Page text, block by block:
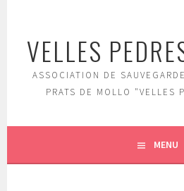
contenu
principal
VELLES
ASSOCIATION DE
PRATS DE MOLLO "VELLES
MENU